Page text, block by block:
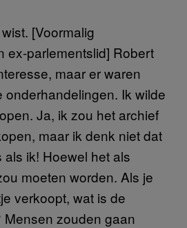
[Voormalig
ex-parlementslid] Robert
maar er waren
onderhandelingen. Ik wilde
Ja, ik zou het archief
maar ik denk niet dat
ik! Hoewel het als
moeten worden. Als je
verkoopt, wat is de
zouden gaan